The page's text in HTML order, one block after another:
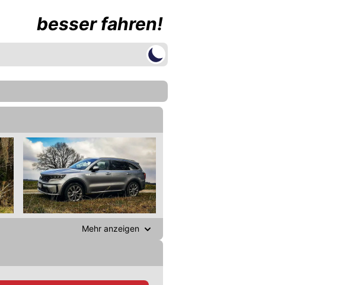
besser fahren!
Abmessungen,
KIA Sorento-Modellvarianten,
Mehr anzeigen